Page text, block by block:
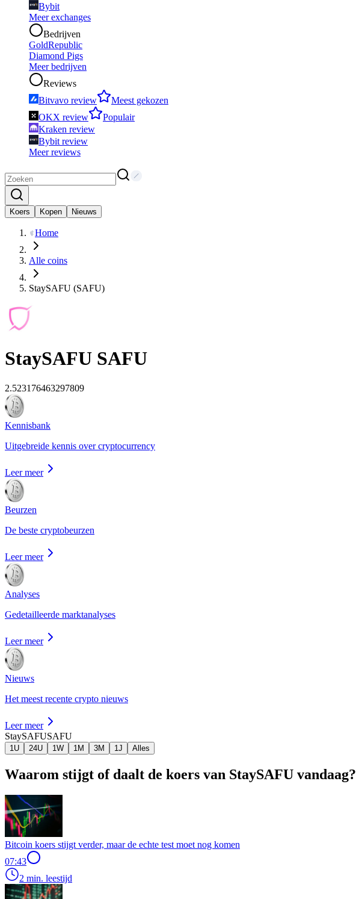
Bybit
Meer exchanges
Bedrijven
GoldRepublic
Diamond Pigs
Meer bedrijven
Reviews
Bitvavo review
Meest gekozen
OKX review
Populair
Kraken review
Bybit review
Meer reviews
Koers Kopen Nieuws
Home
Alle coins
StaySAFU (SAFU)
StaySAFU SAFU
2.523176463297809
Kennisbank
Uitgebreide kennis over cryptocurrency
Leer meer
Beurzen
De beste cryptobeurzen
Leer meer
Analyses
Gedetailleerde marktanalyses
Leer meer
Nieuws
Het meest recente crypto nieuws
Leer meer
StaySAFUSAFU
1U 24U 1W 1M 3M 1J Alles
Waarom stijgt of daalt de koers van StaySAFU vandaag?
Bitcoin koers stijgt verder, maar de echte test moet nog komen
07:43
2 min. leestijd